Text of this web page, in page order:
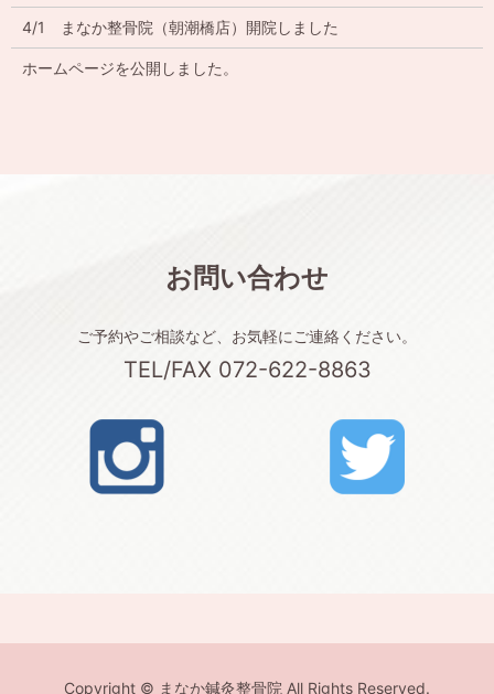
4/1 まなか整骨院（朝潮橋店）開院しました
ホームページを公開しました。
お問い合わせ
ご予約やご相談など、お気軽にご連絡ください。
TEL/FAX 072-622-8863
Copyright © まなか鍼灸整骨院 All Rights Reserved.